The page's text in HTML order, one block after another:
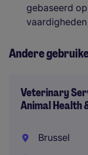
gebaseerd
Andere
Veterinary
Animal Health
Brussel